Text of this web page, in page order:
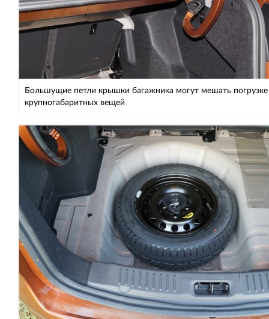
Большущие петли крышки багажника могут мешать погрузке
крупногабаритных вещей